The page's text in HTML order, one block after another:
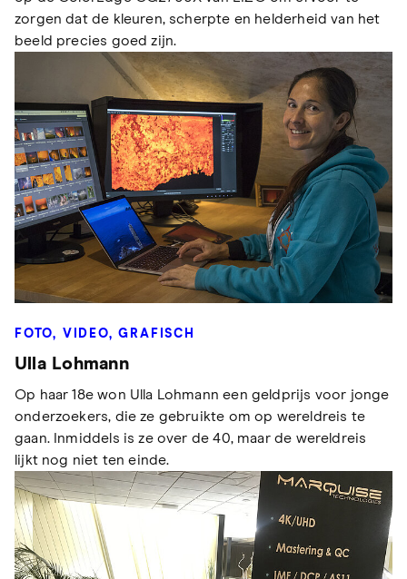
zorgen dat de kleuren, scherpte en helderheid van het
beeld precies goed zijn.
FOTO, VIDEO, GRAFISCH
Ulla Lohmann
Op haar 18e won Ulla Lohmann een geldprijs voor jonge
onderzoekers, die ze gebruikte om op wereldreis te
gaan. Inmiddels is ze over de 40, maar de wereldreis
lijkt nog niet ten einde.